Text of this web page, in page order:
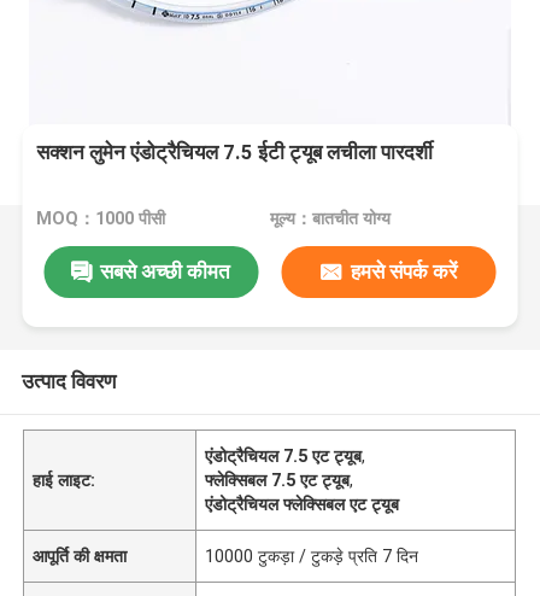
सक्शन लुमेन एंडोट्रैचियल 7.5 ईटी ट्यूब लचीला पारदर्शी
MOQ：1000 पीसी मूल्य：बातचीत योग्य
सबसे अच्छी कीमत हमसे संपर्क करें
उत्पाद विवरण
हाई लाइट:
एंडोट्रैचियल 7.5 एट ट्यूब,
फ्लेक्सिबल 7.5 एट ट्यूब,
एंडोट्रैचियल फ्लेक्सिबल एट ट्यूब
आपूर्ति की क्षमता 10000 टुकड़ा / टुकड़े प्रति 7 दिन